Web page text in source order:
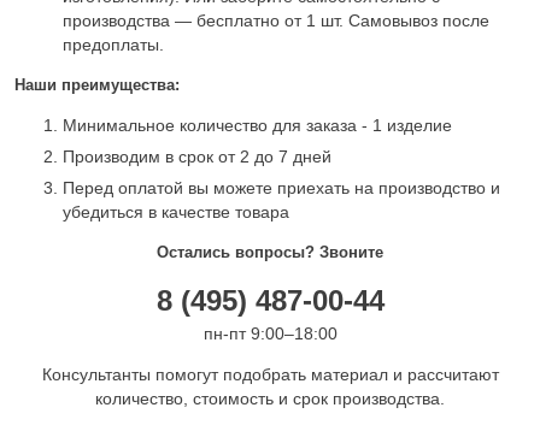
производства — бесплатно от 1 шт. Самовывоз после
предоплаты.
Наши преимущества:
Минимальное количество для заказа - 1 изделие
Производим в срок от 2 до 7 дней
Перед оплатой вы можете приехать на производство и
убедиться в качестве товара
Остались вопросы? Звоните
8 (495) 487-00-44
пн-пт 9:00–18:00
Консультанты помогут подобрать материал и рассчитают
количество, стоимость и срок производства.